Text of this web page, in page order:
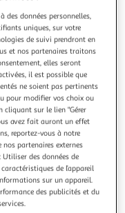
des données personnelles,
uniques, sur votre
de suivi prendront en
et nos partenaires traitons
elles seront
il est possible que
ne soient pas pertinents
pour modifier vos choix ou
cliquant sur le lien "Gérer
avez fait auront un effet
reportez-vous à notre
partenaires externes
des données de
de l’appareil
sur un appareil.
des publicités et du